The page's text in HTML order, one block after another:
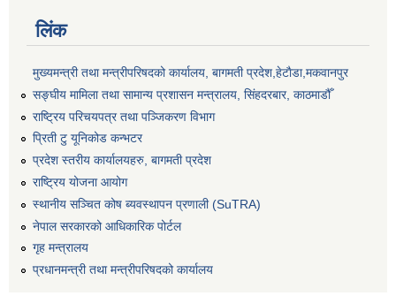
लिंक
मुख्यमन्त्री तथा मन्त्रीपरिषदको कार्यालय, बागमती प्रदेश,हेटाैडा,मकवानपुर
सङ्‍घीय मामिला तथा सामान्य प्रशासन मन्त्रालय, सिंहदरबार, काठमाडौँ
राष्ट्रिय परिचयपत्र तथा पञ्जिकरण विभाग
प्रिती टु यूनिकोड कन्भटर
प्रदेश स्तरीय कार्यालयहरु, बागमती प्रदेश
राष्ट्रिय योजना आयोग
स्थानीय सञ्चित कोष ब्यवस्थापन प्रणाली (SuTRA)
नेपाल सरकारको आधिकारिक पोर्टल
गृह मन्त्रालय
प्रधानमन्त्री तथा मन्त्रीपरिषदको कार्यालय